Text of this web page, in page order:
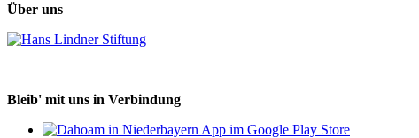
Über uns
Bleib' mit uns in Verbindung